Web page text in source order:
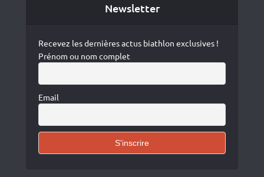
Newsletter
Recevez les dernières actus biathlon exclusives !
Prénom ou nom complet
Email